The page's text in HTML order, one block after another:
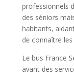
professionnels
des séniors
habitants,
de connaître
Le bus France
avant des